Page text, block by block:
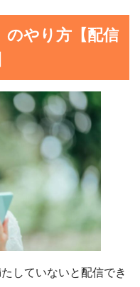
のやり方【配信
していないと配信でき